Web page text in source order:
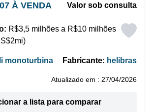
À VENDA Valor sob consulta
R$3,5 milhões a R$10 milhões
monoturbina Fabricante: helibras
Atualizado em : 27/04/2026
a lista para comparar